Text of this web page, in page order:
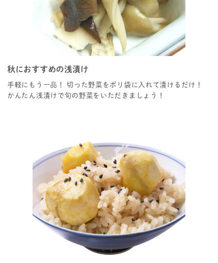
秋におすすめの浅漬け
手軽にもう一品！ 切った野菜をポリ袋に入れて漬けるだけ！
かんたん浅漬けで旬の野菜をいただきましょう！